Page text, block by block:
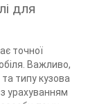
для
точної
Важливо,
типу кузова
урахуванням